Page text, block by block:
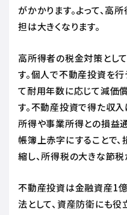
がかかります。よって、高
担は大きくなります。
高所得者の税金対策とし
す。個人で不動産投資を行
て耐用年数に応じて減価
す。不動産投資で得た収
所得や事業所得との損益
帳簿上赤字にすることで
縮し、所得税の大きな節税
不動産投資は金融資産1
法として、資産防衛にも役